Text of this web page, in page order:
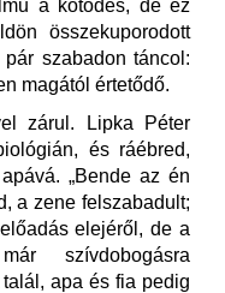
a kötődés, de ez
összekuporodott
szabadon táncol:
magától értetődő.
zárul. Lipka Péter
és ráébred,
„Bende az én
a zene felszabadult;
elejéről, de a
szívdobogásra
apa és fia pedig